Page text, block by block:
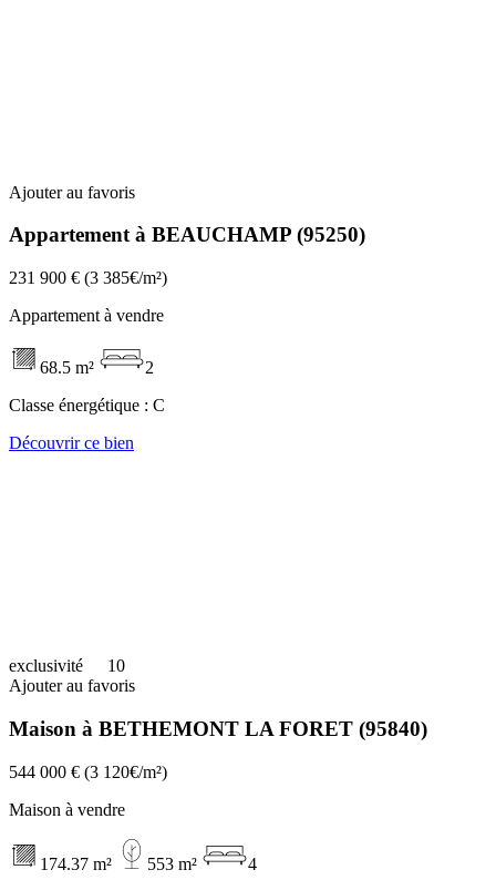
Ajouter au favoris
Appartement à BEAUCHAMP (95250)
231 900 € (3 385€/m²)
Appartement à vendre
68.5 m²
2
Classe énergétique : C
Découvrir ce bien
exclusivité
10
Ajouter au favoris
Maison à BETHEMONT LA FORET (95840)
544 000 € (3 120€/m²)
Maison à vendre
174.37 m² 553 m²
4